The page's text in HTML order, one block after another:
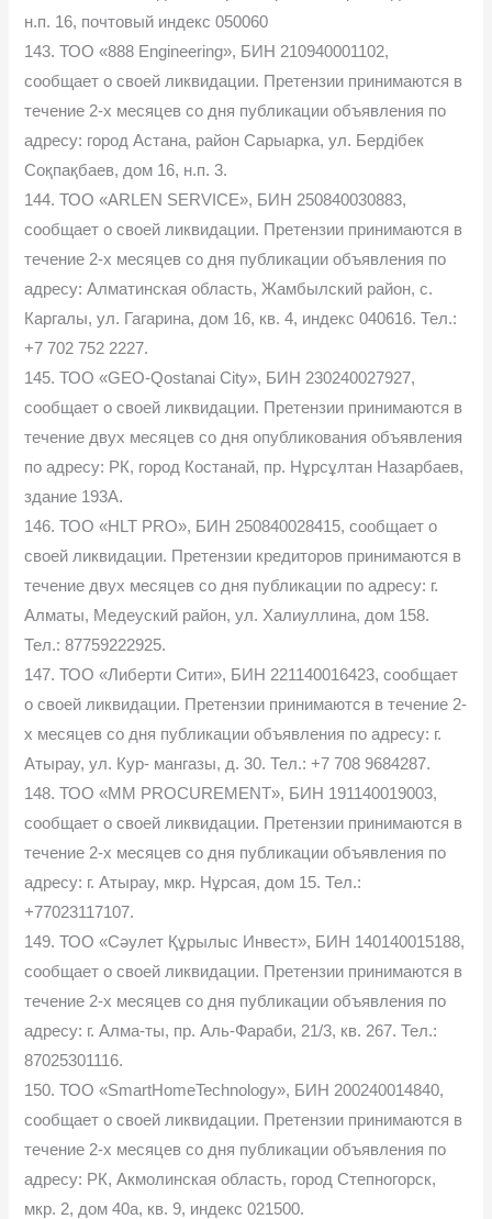
н.п. 16, почтовый индекс 050060
143. ТОО «888 Engineering», БИН 210940001102,
сообщает о своей ликвидации. Претензии принимаются в
течение 2-х месяцев со дня публикации объявления по
адресу: город Астана, район Сарыарка, ул. Бердібек
Соқпақбаев, дом 16, н.п. 3.
144. ТОО «ARLEN SERVICE», БИН 250840030883,
сообщает о своей ликвидации. Претензии принимаются в
течение 2-х месяцев со дня публикации объявления по
адресу: Алматинская область, Жамбылский район, с.
Каргалы, ул. Гагарина, дом 16, кв. 4, индекс 040616. Тел.:
+7 702 752 2227.
145. ТОО «GEO-Qostanai City», БИН 230240027927,
сообщает о своей ликвидации. Претензии принимаются в
течение двух месяцев со дня опубликования объявления
по адресу: РК, город Костанай, пр. Нұрсұлтан Назарбаев,
здание 193А.
146. ТОО «HLT PRO», БИН 250840028415, сообщает о
своей ликвидации. Претензии кредиторов принимаются в
течение двух месяцев со дня публикации по адресу: г.
Алматы, Медеуский район, ул. Халиуллина, дом 158.
Тел.: 87759222925.
147. ТОО «Либерти Сити», БИН 221140016423, сообщает
о своей ликвидации. Претензии принимаются в течение 2-
х месяцев со дня публикации объявления по адресу: г.
Атырау, ул. Кур- мангазы, д. 30. Тел.: +7 708 9684287.
148. ТОО «MM PROCUREMENT», БИН 191140019003,
сообщает о своей ликвидации. Претензии принимаются в
течение 2-х месяцев со дня публикации объявления по
адресу: г. Атырау, мкр. Нұрсая, дом 15. Тел.:
+77023117107.
149. ТОО «Сәулет Құрылыс Инвест», БИН 140140015188,
сообщает о своей ликвидации. Претензии принимаются в
течение 2-х месяцев со дня публикации объявления по
адресу: г. Алма-ты, пр. Аль-Фараби, 21/3, кв. 267. Тел.:
87025301116.
150. ТОО «SmartHomeTechnology», БИН 200240014840,
сообщает о своей ликвидации. Претензии принимаются в
течение 2-х месяцев со дня публикации объявления по
адресу: РК, Акмолинская область, город Степногорск,
мкр. 2, дом 40а, кв. 9, индекс 021500.